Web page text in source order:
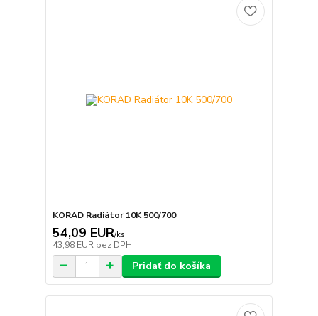
KORAD Radiátor 10K 500/700
54,09 EUR/ks
43,98 EUR bez DPH
Pridať do košíka